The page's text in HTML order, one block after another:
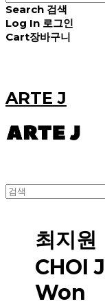
Search 검색
Log In 로그인
Cart장바구니
ARTE J
최지원
CHOI
Won